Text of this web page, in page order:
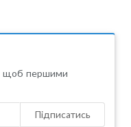
щоб першими
Підписатись